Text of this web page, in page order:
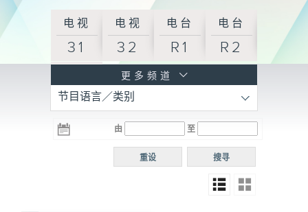
电视
31
电视
32
电台
R1
电台
R2
R3
电台 电台
R5
电台
普通
更多频道
节目语言／类别
由 至
搜寻
重设